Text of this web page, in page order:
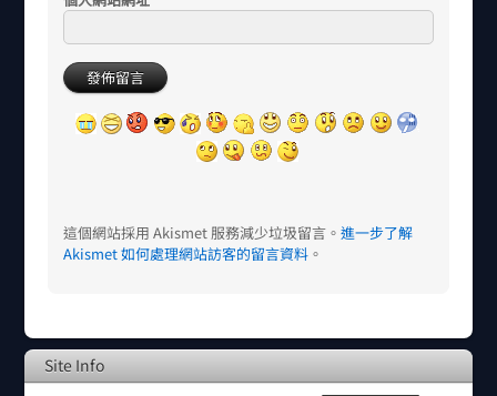
這個網站採用 Akismet 服務減少垃圾留言。進一步了解
Akismet 如何處理網站訪客的留言資料 。
Site Info